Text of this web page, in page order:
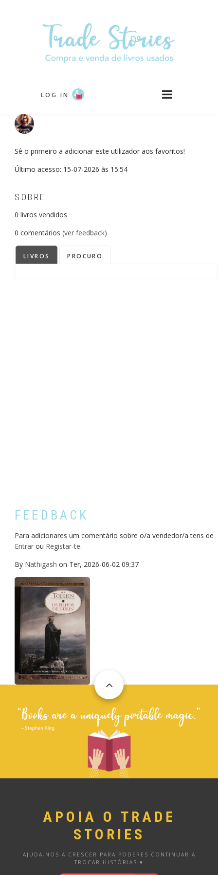
LOG IN
Sê o primeiro a adicionar este utilizador aos favoritos!
Último acesso: 15-07-2026 às 15:54
SOBRE
0 livros vendidos
0 comentários (ver feedback)
LIVROS PROCURO
FEEDBACK
Para adicionares um comentário sobre o/a vendedor/a tens de
Entrar ou Registar-te.
By Nathigash on Ter, 2026-06-02 09:37
APOIA O TRADE
STORIES
AJUDA-NOS A CRESCER PARA PODERES CONTINUAR A
TROCAR HISTÓRIAS ♥